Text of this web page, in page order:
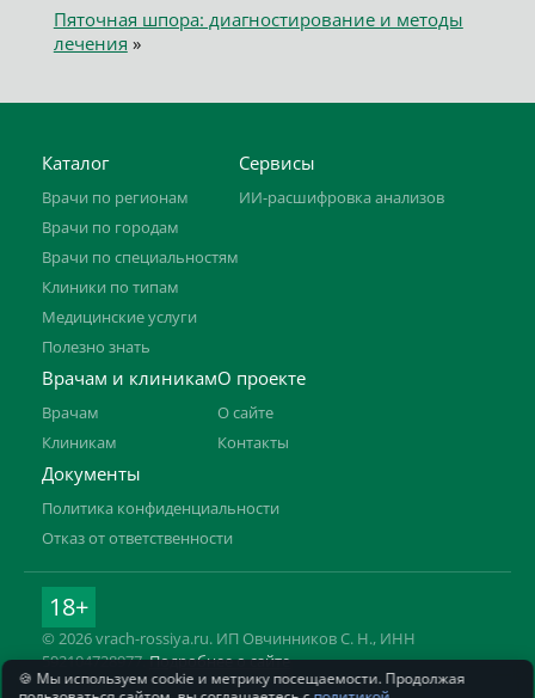
Пяточная шпора: диагностирование и методы
лечения »
Каталог
Врачи по регионам
Врачи по городам
Врачи по специальностям
Клиники по типам
Медицинские услуги
Полезно знать
Сервисы
ИИ-расшифровка анализов
Врачам и клиникам
Врачам
Клиникам
О проекте
О сайте
Контакты
Документы
Политика конфиденциальности
Отказ от ответственности
18+
© 2026 vrach-rossiya.ru. ИП Овчинников С. Н., ИНН
592104728977.Подробнее о сайте
Информация на сайте не заменяет приём врача. Имеются
🍪 Мы используем cookie и метрику посещаемости. Продолжая